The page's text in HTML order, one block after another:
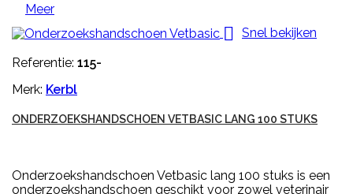
Meer
 Snel bekijken
Referentie: 115-
Merk: Kerbl
ONDERZOEKSHANDSCHOEN VETBASIC LANG 100 STUKS
Onderzoekshandschoen Vetbasic lang 100 stuks is een
onderzoekshandschoen geschikt voor zowel veterinair